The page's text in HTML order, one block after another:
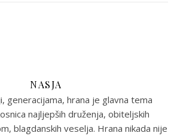
NASJA
generacijama, hrana je glavna tema
najljepših druženja, obiteljskih
blagdanskih veselja. Hrana nikada nije